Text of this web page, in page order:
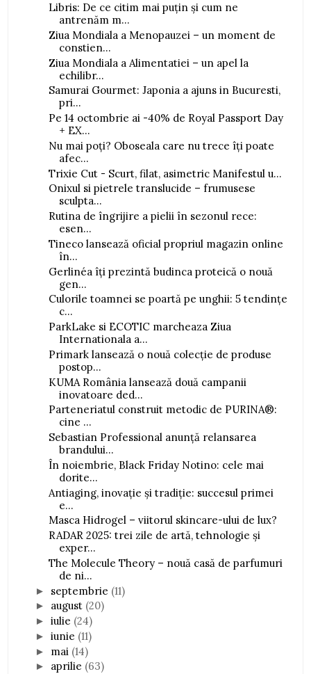
Libris: De ce citim mai puțin și cum ne
antrenăm m...
Ziua Mondiala a Menopauzei – un moment de
constien...
Ziua Mondiala a Alimentatiei – un apel la
echilibr...
Samurai Gourmet: Japonia a ajuns in Bucuresti,
pri...
Pe 14 octombrie ai -40% de Royal Passport Day
+ EX...
Nu mai poți? Oboseala care nu trece îți poate
afec...
Trixie Cut - Scurt, filat, asimetric Manifestul u...
Onixul si pietrele translucide – frumusese
sculpta...
Rutina de îngrijire a pielii în sezonul rece:
esen...
Tineco lansează oficial propriul magazin online
în...
Gerlinéa îți prezintă budinca proteică o nouă
gen...
Culorile toamnei se poartă pe unghii: 5 tendințe
c...
ParkLake si ECOTIC marcheaza Ziua
Internationala a...
Primark lansează o nouă colecție de produse
postop...
KUMA România lansează două campanii
inovatoare ded...
Parteneriatul construit metodic de PURINA®:
cine ...
Sebastian Professional anunță relansarea
brandului...
În noiembrie, Black Friday Notino: cele mai
dorite...
Antiaging, inovație și tradiție: succesul primei
e...
Masca Hidrogel – viitorul skincare-ului de lux?
RADAR 2025: trei zile de artă, tehnologie și
exper...
The Molecule Theory – nouă casă de parfumuri
de ni...
► septembrie (11)
► august (20)
►iulie (24)
►iunie (11)
► mai (14)
► aprilie (63)